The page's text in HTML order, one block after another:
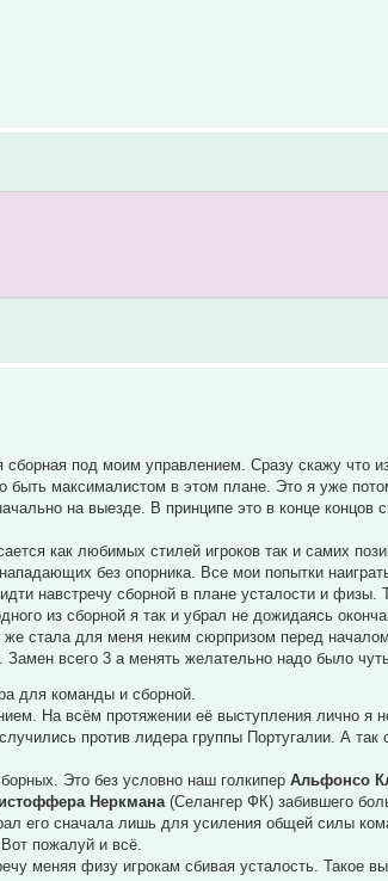
под моим управлением. Сразу скажу что
быть максималистом в этом плане. Это я уже
на выезде. В принципе это в конце концов
как любимых стилей игроков так и самих
без опорника. Все мои попытки
навстречу сборной в плане усталости и физы.
из сборной я так и убрал не дожидаясь
же стала для меня неким сюрпризом перед
всего 3 а менять желательно надо было
для команды и сборной.
На всём протяжении её выступления лично я
против лидера группы Португалии. А
Это без условно наш голкиперАльфонсо
Неркмана (Селангер ФК) забившего
его сначала лишь для усиления общей силы
пожалуй и всё.
меняя физу игрокам сбивая усталость. Такое